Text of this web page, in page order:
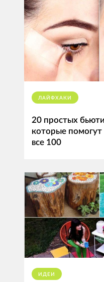
ЛАЙФХАКИ
20 простых
которые помогут
все 100
ИДЕИ